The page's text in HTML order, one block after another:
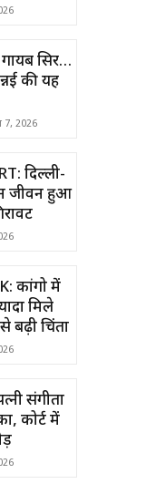
सिर…
की यह
7, 2026
दिल्ली-
जीवन हुआ
कांगो में
मिले
बढ़ी चिंता
संगीता
कोर्ट में